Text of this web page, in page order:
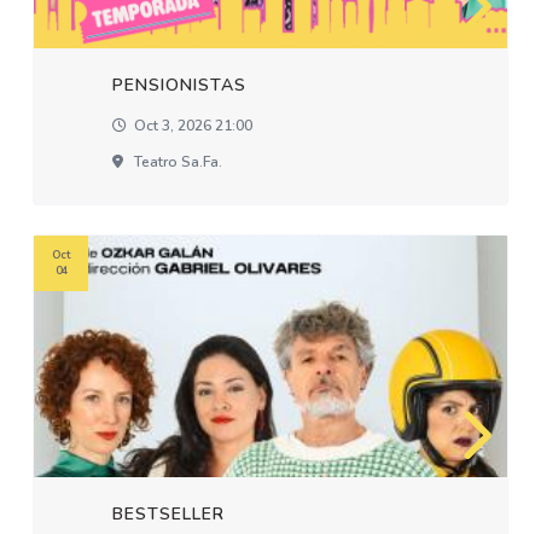
PENSIONISTAS
Oct 3, 2026 21:00
Teatro Sa.fa.
BESTSELLER
Oct
04